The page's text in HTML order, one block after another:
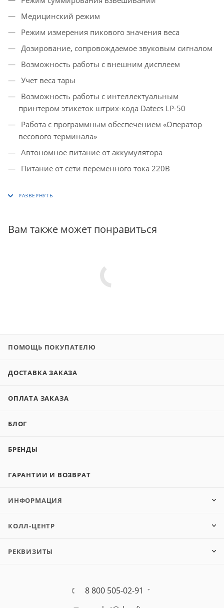
Медицинский режим
Режим измерения пикового значения веса
Дозирование, сопровождаемое звуковым cигналом
Возможность работы с внешним дисплеем
Учет веса тары
Возможность работы с интеллектуальным
принтером этикеток штрих-кода Datecs LP-50
Работа с программным обеспечением «Оператор
весового терминала»
Автономное питание от аккумулятора
Питание от сети переменного тока 220В
Вам также может понравиться
ПОМОЩЬ ПОКУПАТЕЛЮ
ДОСТАВКА ЗАКАЗА
ОПЛАТА ЗАКАЗА
БЛОГ
БРЕНДЫ
ГАРАНТИИ И ВОЗВРАТ
ИНФОРМАЦИЯ
КОЛЛ-ЦЕНТР
РЕКВИЗИТЫ
8 800 505-02-91